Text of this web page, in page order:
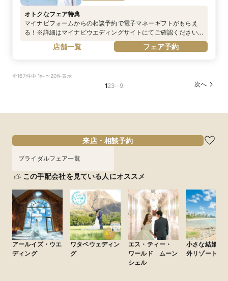
オトクなフェア特典
マイナビフォームからの相談予約で電子マネーギフトがもらえ
る！※詳細はマイナビウエディングサイトにてご確認ください
※電話予約は対象外です
店舗一覧 フェア予約
全167件中 1件〜20件表示
123…9 次へ
来店・相談予約
ブライダルフェア一覧
この手配会社を見ている人にオススメ
アールイズ・ウエ
ディング
ワタベウェディン
グ
エス・ティー・
ワールド ムーン
シェル
小さな結婚
外リゾート